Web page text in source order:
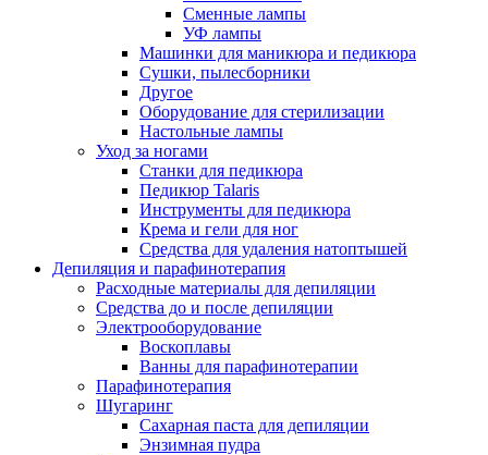
Сменные лампы
УФ лампы
Машинки для маникюра и педикюра
Сушки, пылесборники
Другое
Оборудование для стерилизации
Настольные лампы
Уход за ногами
Станки для педикюра
Педикюр Talaris
Инструменты для педикюра
Крема и гели для ног
Средства для удаления натоптышей
Депиляция и парафинотерапия
Расходные материалы для депиляции
Средства до и после депиляции
Электрооборудование
Воскоплавы
Ванны для парафинотерапии
Парафинотерапия
Шугаринг
Сахарная паста для депиляции
Энзимная пудра